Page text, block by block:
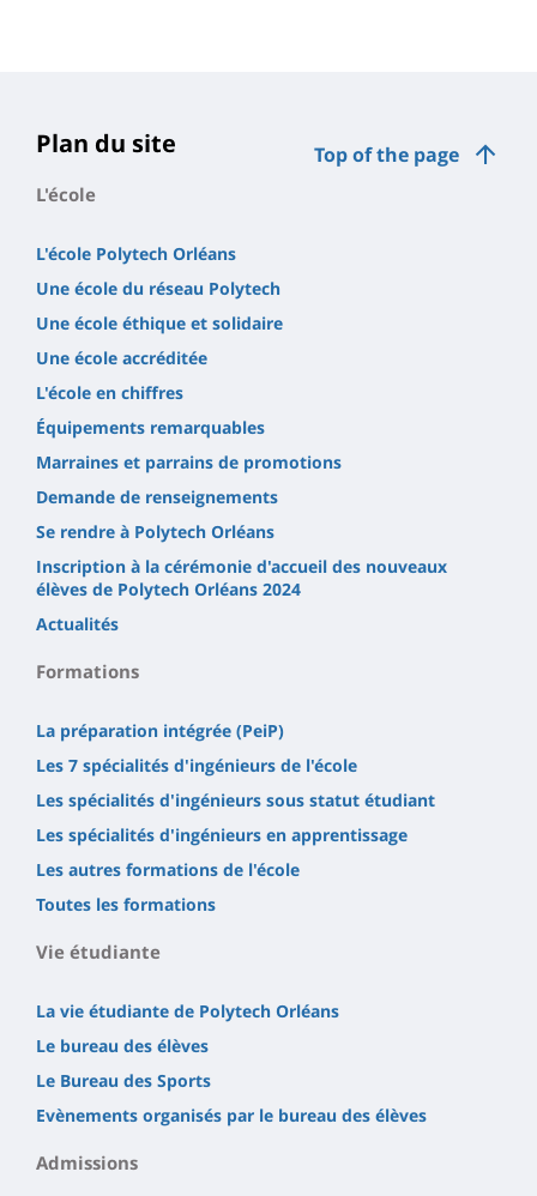
Top of the page
Plan du site
L'école
L'école Polytech Orléans
Une école du réseau Polytech
Une école éthique et solidaire
Une école accréditée
L'école en chiffres
Équipements remarquables
Marraines et parrains de promotions
Demande de renseignements
Se rendre à Polytech Orléans
Inscription à la cérémonie d'accueil des nouveaux
élèves de Polytech Orléans 2024
Actualités
Formations
La préparation intégrée (PeiP)
Les 7 spécialités d'ingénieurs de l'école
Les spécialités d'ingénieurs sous statut étudiant
Les spécialités d'ingénieurs en apprentissage
Les autres formations de l'école
Toutes les formations
Vie étudiante
La vie étudiante de Polytech Orléans
Le bureau des élèves
Le Bureau des Sports
Evènements organisés par le bureau des élèves
Admissions